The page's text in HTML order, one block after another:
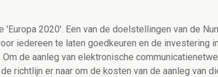
'Europa 2020'. Een van de doelstellingen van de
iedereen te laten goedkeuren en de investering
de aanleg van elektronische
richtlijn er naar om de kosten van de aanleg van